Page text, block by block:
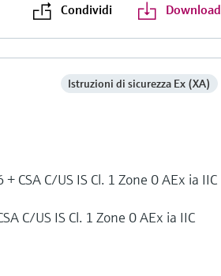
Condividi Download
Istruzioni di sicurezza Ex (XA)
CSA C/US IS Cl. 1 Zone 0 AEx ia IIC
C/US IS Cl. 1 Zone 0 AEx ia IIC